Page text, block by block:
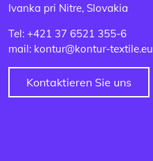
Ivanka pri Nitre, Slovakia
Tel: +421 37 6521 355-6
mail: kontur@kontur-textile.eu
Kontaktieren Sie uns